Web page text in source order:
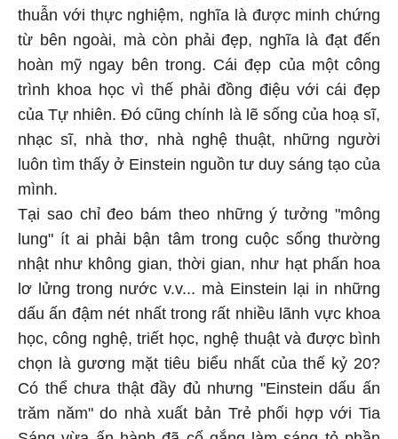
thuẫn với thực nghiệm, nghĩa là được minh chứng
từ bên ngoài, mà còn phải đẹp, nghĩa là đạt đến
hoàn mỹ ngay bên trong. Cái đẹp của một công
trình khoa học vì thế phải đồng điệu với cái đẹp
của Tự nhiên. Đó cũng chính là lẽ sống của hoạ sĩ,
nhạc sĩ, nhà thơ, nhà nghệ thuật, những người
luôn tìm thấy ở Einstein nguồn tư duy sáng tạo của
mình.
Tại sao chỉ đeo bám theo những ý tưởng "mông
lung" ít ai phải bận tâm trong cuộc sống thường
nhật như không gian, thời gian, như hạt phấn hoa
lơ lửng trong nước v.v... mà Einstein lại in những
dấu ấn đậm nét nhất trong rất nhiều lãnh vực khoa
học, công nghệ, triết học, nghệ thuật và được bình
chọn là gương mặt tiêu biểu nhất của thế kỷ 20?
Có thể chưa thật đầy đủ nhưng "Einstein dấu ấn
trăm năm" do nhà xuất bản Trẻ phối hợp với Tia